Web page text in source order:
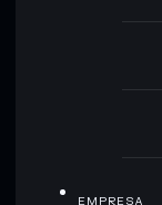
EMPRESA